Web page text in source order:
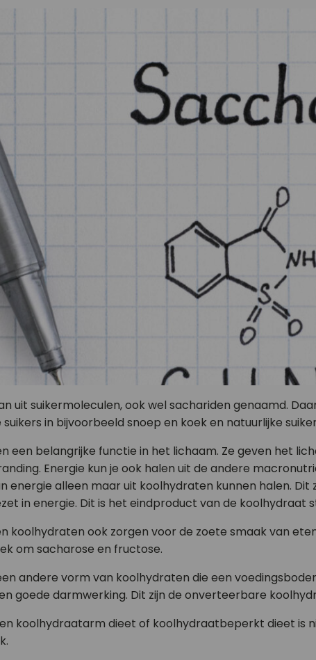
uit suikermoleculen, ook wel sachariden genaamd.
in bijvoorbeeld snoep en koek en natuurlijke
een belangrijke functie in het lichaam. Ze geven het
Energie kun je ook halen uit de andere
energie alleen maar uit koolhydraten kunnen halen.
in energie. Dit is het eindproduct van de koolhydraat
koolhydraten ook zorgen voor de zoete smaak van
om sacharose en fructose.
andere vorm van koolhydraten die een
goede darmwerking. Dit zijn de onverteerbare
koolhydraatarm dieet of koolhydraatbeperkt dieet is